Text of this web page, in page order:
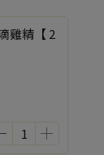
雞精【 2